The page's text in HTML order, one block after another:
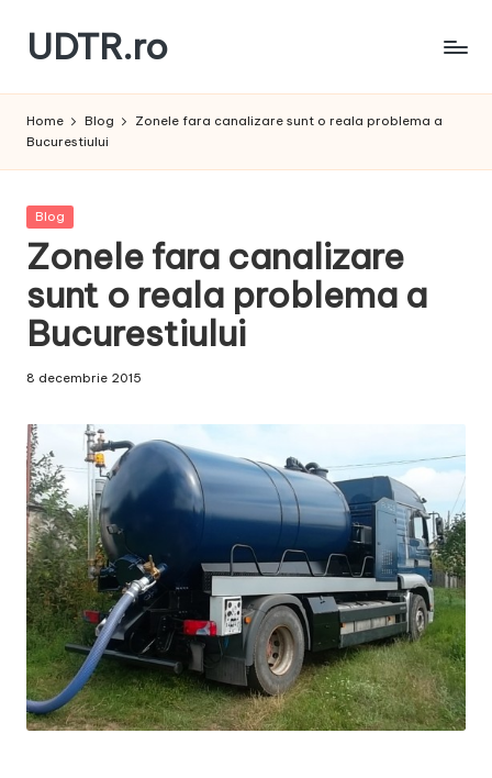
Skip
content
UDTR.ro
te
Home Blog
Zonele fara canalizare sunt o reala problema a
Bucurestiului
Posted
Blog
Zonele fara canalizare
sunt o reala problema a
Bucurestiului
8 decembrie 2015